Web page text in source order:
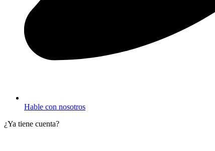
Hable con nosotros
¿Ya tiene cuenta?